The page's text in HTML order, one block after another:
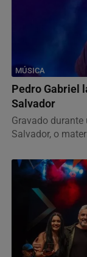
MÚSICA
Pedro Gabriel
Salvador
Gravado
Salvador, o